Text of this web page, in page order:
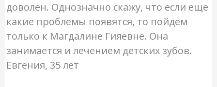
доволен. Однозначно скажу, что если еще
какие проблемы появятся, то пойдем
только к Магдалине Гияевне. Она
занимается и лечением детских зубов.
Евгения, 35 лет